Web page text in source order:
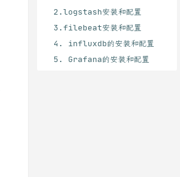
2.logstash安装和配置
3.filebeat安装和配置
4. influxdb的安装和配置
5. Grafana的安装和配置